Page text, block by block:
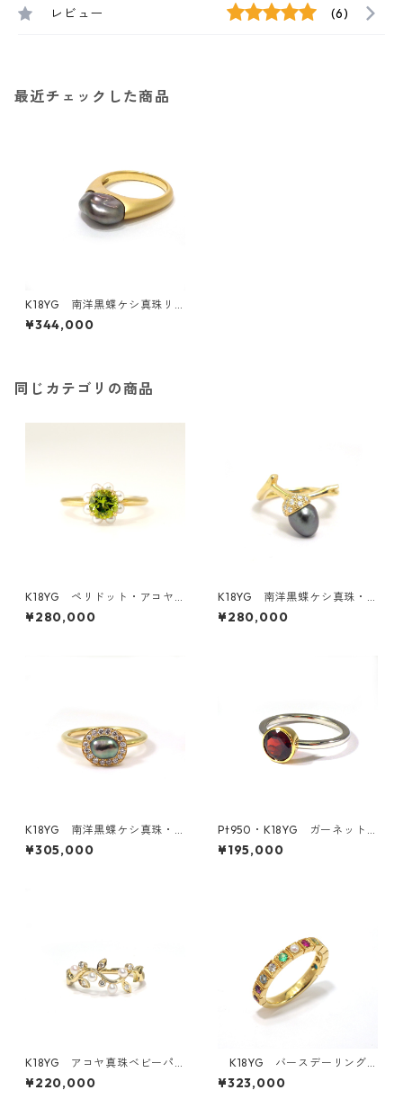
レビュー (6)
最近チェックした商品
K18YG 南洋黒蝶ケシ真珠リ
ング（K280302）
¥344,000
同じカテゴリの商品
K18YG ペリドット・アコヤ
真珠リング（KR50411）
¥280,000
K18YG 南洋黒蝶ケシ真珠・
ダイヤモンドリング《どんぐ
り》（KR61201）
¥280,000
K18YG 南洋黒蝶ケシ真珠・
ダイヤモンドリング《石庭》
（KR61203）
¥305,000
Pt950・K18YG ガーネット
リング（KR70740）
¥195,000
K18YG アコヤ真珠ベビーパ
ール・ダイヤモンドリング《M
oe》（KR71107）
¥220,000
K18YG バースデーリング
《復刻！1年分の誕生石のリン
グ》（K141201・K161128・K1
¥323,000